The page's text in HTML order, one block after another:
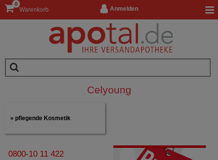
Anmelden
Warenkorb
0
Celyoung
pflegende Kosmetik
0800-10 11 422